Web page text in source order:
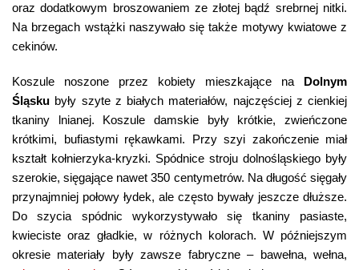
oraz dodatkowym broszowaniem ze złotej bądź srebrnej nitki.
Na brzegach wstążki naszywało się także motywy kwiatowe z
cekinów.
Koszule noszone przez kobiety mieszkające na Dolnym
Śląsku były szyte z białych materiałów, najczęściej z cienkiej
tkaniny lnianej. Koszule damskie były krótkie, zwieńczone
krótkimi, bufiastymi rękawkami. Przy szyi zakończenie miał
kształt kołnierzyka-kryzki. Spódnice stroju dolnośląskiego były
szerokie, sięgające nawet 350 centymetrów. Na długość sięgały
przynajmniej połowy łydek, ale często bywały jeszcze dłuższe.
Do szycia spódnic wykorzystywało się tkaniny pasiaste,
kwieciste oraz gładkie, w różnych kolorach. W późniejszym
okresie materiały były zawsze fabryczne – bawełna, wełna,